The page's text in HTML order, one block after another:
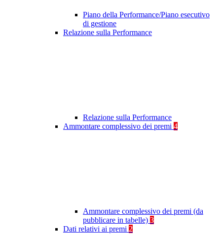
Piano della Performance/Piano esecutivo
di gestione
Relazione sulla Performance
Relazione sulla Performance
Ammontare complessivo dei premi 4
Ammontare complessivo dei premi (da
pubblicare in tabelle) 3
Dati relativi ai premi 2